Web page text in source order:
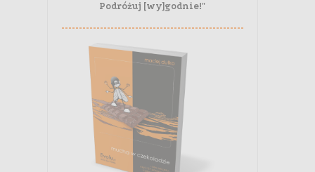
Podróżuj [wy]godnie!"